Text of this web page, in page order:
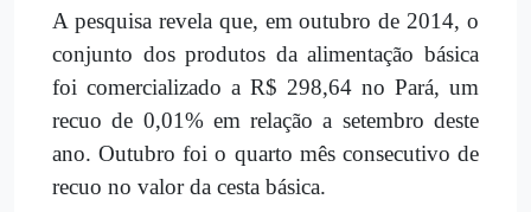
A pesquisa revela que, em outubro de 2014, o
conjunto dos produtos da alimentação básica
foi comercializado a R$ 298,64 no Pará, um
recuo de 0,01% em relação a setembro deste
ano. Outubro foi o quarto mês consecutivo de
recuo no valor da cesta básica.